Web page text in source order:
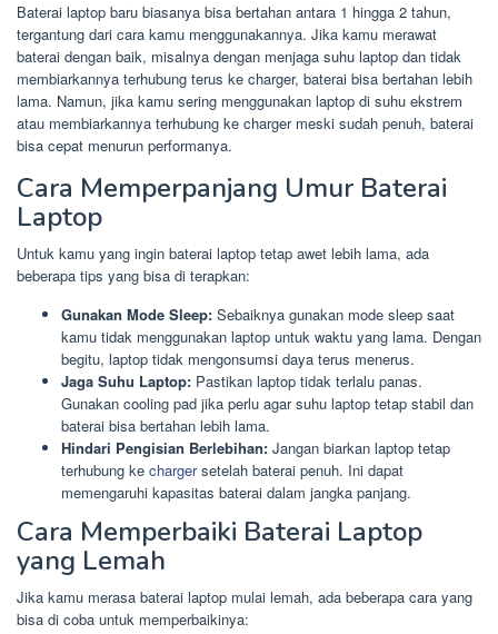
Baterai laptop baru biasanya bisa bertahan antara 1 hingga 2 tahun,
tergantung dari cara kamu menggunakannya. Jika kamu merawat
baterai dengan baik, misalnya dengan menjaga suhu laptop dan tidak
membiarkannya terhubung terus ke charger, baterai bisa bertahan lebih
lama. Namun, jika kamu sering menggunakan laptop di suhu ekstrem
atau membiarkannya terhubung ke charger meski sudah penuh, baterai
bisa cepat menurun performanya.
Cara Memperpanjang Umur Baterai
Laptop
Untuk kamu yang ingin baterai laptop tetap awet lebih lama, ada
beberapa tips yang bisa di terapkan:
Gunakan Mode Sleep: Sebaiknya gunakan mode sleep saat
kamu tidak menggunakan laptop untuk waktu yang lama. Dengan
begitu, laptop tidak mengonsumsi daya terus menerus.
Jaga Suhu Laptop: Pastikan laptop tidak terlalu panas.
Gunakan cooling pad jika perlu agar suhu laptop tetap stabil dan
baterai bisa bertahan lebih lama.
Hindari Pengisian Berlebihan: Jangan biarkan laptop tetap
terhubung ke chargersetelah baterai penuh. Ini dapat
memengaruhi kapasitas baterai dalam jangka panjang.
Cara Memperbaiki Baterai Laptop
yang Lemah
Jika kamu merasa baterai laptop mulai lemah, ada beberapa cara yang
bisa di coba untuk memperbaikinya: